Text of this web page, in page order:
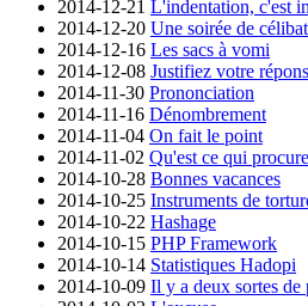
2014-12-21 L'indentation, c'est
2014-12-20 Une soirée de
2014-12-16 Les sacs à vomi
2014-12-08 Justifiez votre
2014-11-30 Prononciation
2014-11-16 Dénombrement
2014-11-04 On fait le point
2014-11-02 Qu'est ce qui
2014-10-28 Bonnes vacances
2014-10-25 Instruments de
2014-10-22 Hashage
2014-10-15 PHP Framework
2014-10-14 Statistiques Hadopi
2014-10-09 Il y a deux sortes de